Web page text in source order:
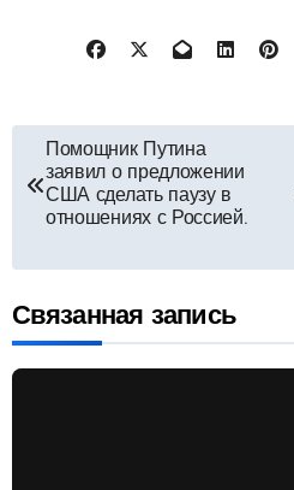
Навигация
по
Помощник Путина
заявил о предложении
США сделать паузу в
отношениях с Россией.
Связанная запись